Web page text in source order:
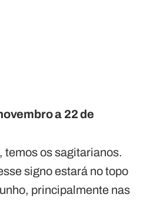
a 22 de
temos os sagitarianos.
signo estará no topo
principalmente nas